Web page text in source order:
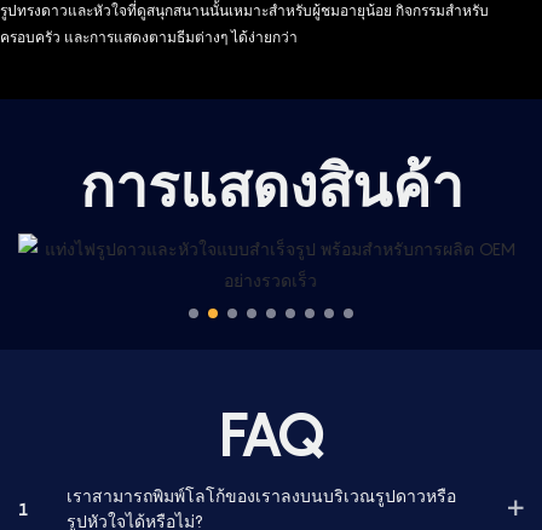
รูปทรงดาวและหัวใจที่ดูสนุกสนานนั้นเหมาะสำหรับผู้ชมอายุน้อย กิจกรรมสำหรับ
ครอบครัว และการแสดงตามธีมต่างๆ ได้ง่ายกว่า
การแสดงสินค้า
FAQ
1
เราสามารถพิมพ์โลโก้ของเราลงบนบริเวณรูปดาวหรือ
รูปหัวใจได้หรือไม่?